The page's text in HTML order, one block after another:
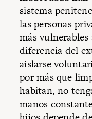
sistema
las personas
más
diferencia del
aislarse
por más que
habitan, no
manos